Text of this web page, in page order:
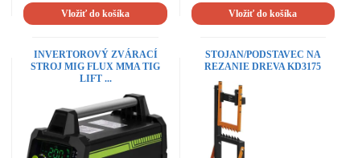
Vložiť do košíka Vložiť do košíka
INVERTOROVÝ ZVÁRACÍ
STROJ MIG FLUX MMA TIG
LIFT ...
STOJAN/PODSTAVEC NA
REZANIE DREVA KD3175